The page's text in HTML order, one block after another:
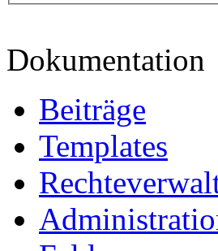
Dokumentation
Beiträge
Templates